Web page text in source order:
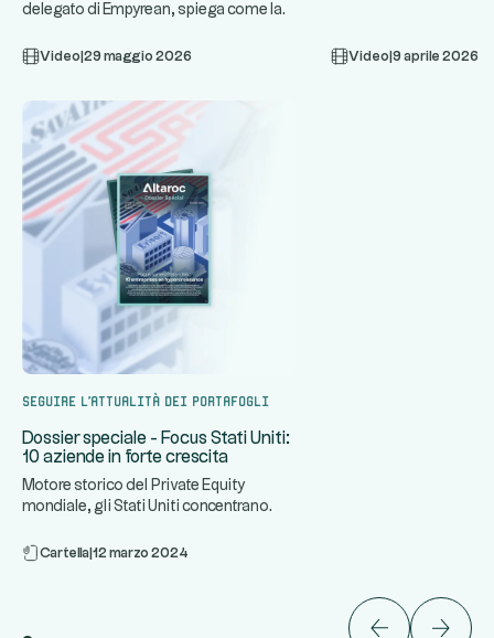
delegato di Empyrean, spiega come la
Video 29 maggio 2026 Video 9 aprile 2026
Seguire l'attualità dei portafogli
Dossier speciale - Focus Stati Uniti:
10 aziende in forte crescita
Motore storico del Private Equity
mondiale, gli Stati Uniti concentrano
Cartella 12 marzo 2024